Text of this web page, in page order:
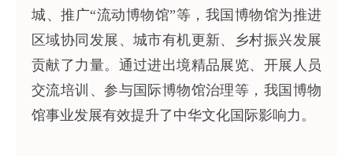
城、推广“流动博物馆”等，我国博物馆为推进
区域协同发展、城市有机更新、乡村振兴发展
贡献了力量。通过进出境精品展览、开展人员
交流培训、参与国际博物馆治理等，我国博物
馆事业发展有效提升了中华文化国际影响力。